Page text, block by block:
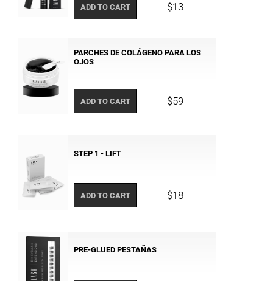
ADD TO CART $13
PARCHES DE COLÁGENO PARA LOS
OJOS
ADD TO CART $59
STEP 1 - LIFT
ADD TO CART $18
PRE-GLUED PESTAÑAS